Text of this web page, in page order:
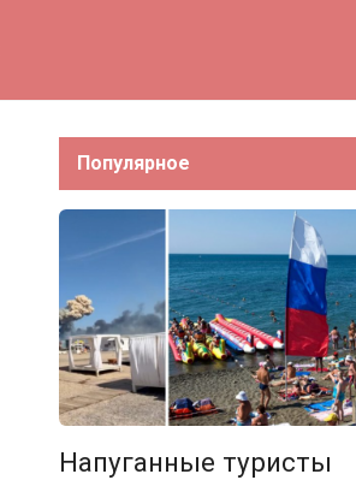
Популярное
Напуганные туристы